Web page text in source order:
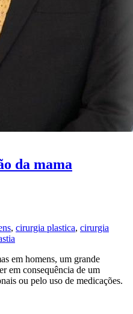
da mama
, cirurgia plastica, cirurgia
em homens, um grande
em consequência de um
ou pelo uso de medicações.